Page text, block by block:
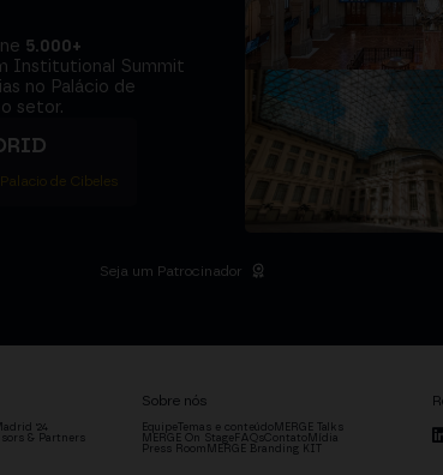
5.000+
Institutional Summit
no Palácio de
setor.
de Cibeles
Seja um Patrocinador
'24
& Partners
Sobre nós
EquipeTemas e conteúdoMERGE Talks
MERGE On StageFAQsContatoMídia
Press Room MERGE Branding KIT